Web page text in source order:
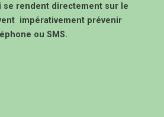
se rendent directement sur le
impérativement prévenir
ou SMS.